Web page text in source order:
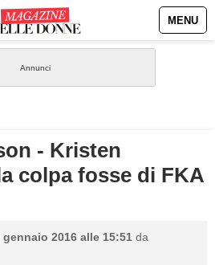
MENU
- Kristen
colpa fosse di FKA
gennaio 2016 alle 15:51 da